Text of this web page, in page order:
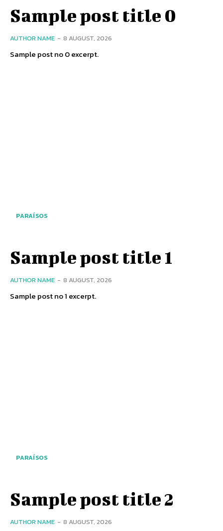
Sample post title 0
AUTHOR NAME - 8 AUGUST, 2026
Sample post no 0 excerpt.
PARAÍSOS
Sample post title 1
AUTHOR NAME - 8 AUGUST, 2026
Sample post no 1 excerpt.
PARAÍSOS
Sample post title 2
AUTHOR NAME - 8 AUGUST, 2026